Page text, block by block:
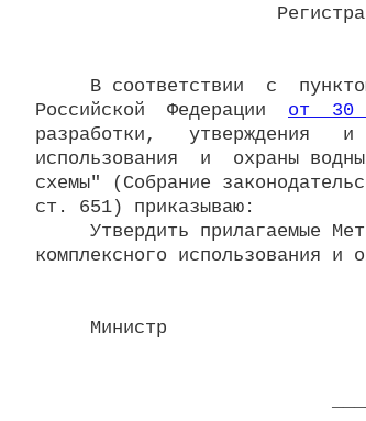
В соответствии  с
Российской  Федерации от  30
разработки,   утверждения
использования  и  охраны
схемы" (Собрание
ст. 651) приказываю:
Утвердить прилагаемые
комплексного использования и
Министр